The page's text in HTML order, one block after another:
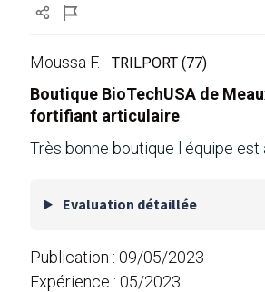
Moussa F. - TRILPORT (77)
Boutique BioTechUSA de
fortifiant articulaire
Très bonne boutique l équipe est
Evaluation détaillée
Publication : 09/05/2023
Expérience : 05/2023